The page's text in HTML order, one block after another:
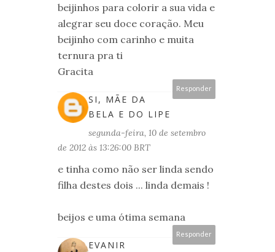
beijinhos para colorir a sua vida e
alegrar seu doce coração. Meu
beijinho com carinho e muita
ternura pra ti
Gracita
Responder
SI, MÃE DA
BELA E DO LIPE
segunda-feira, 10 de setembro
de 2012 às 13:26:00 BRT
e tinha como não ser linda sendo
filha destes dois ... linda demais !
beijos e uma ótima semana
Responder
EVANIR